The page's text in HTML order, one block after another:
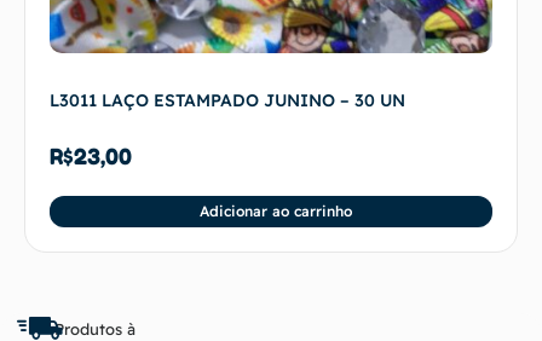
L3011 LAÇO ESTAMPADO JUNINO – 30 UN
R$23,00
Adicionar ao carrinho
Produtos à